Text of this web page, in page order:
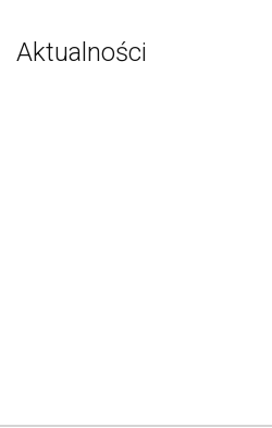
Aktualności